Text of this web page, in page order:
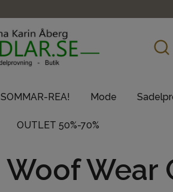
SOMMAR-REA! Mode
OUTLET 50%-70%
Woof Wear